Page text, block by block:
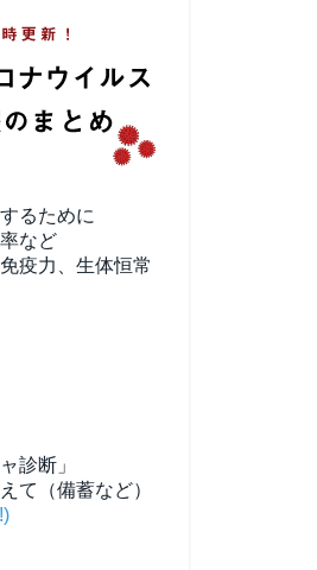
るために
など
疫力、生体恒常
診断」
て（備蓄など）